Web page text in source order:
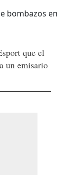
que el
un emisario